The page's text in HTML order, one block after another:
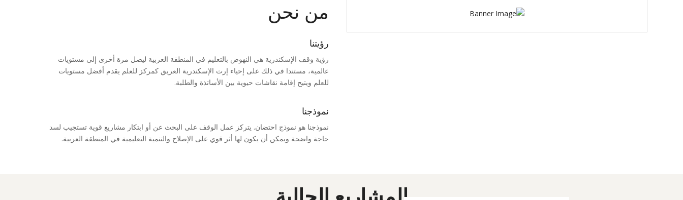
من نحن
رؤيتنا
رؤية وقف الإسكندرية هي النهوض بالتعليم في المنطقة العربية ليصل مرة أخرى إلى مستويات
عالمية، مستندا في ذلك على إحياء إرث الإسكندرية العريق كمركز للعلم يقدم أفضل مستويات
للعلم ويتيح إقامة نقاشات حيوية بين الأساتذة والطلبة.
نموذجنا
نموذجنا هو نموذج احتضان. يتركز عمل الوقف على البحث عن أو ابتكار مشاريع قوية تستجيب لسد
حاجة واضحة ويمكن أن يكون لها أثر قوي على الإصلاح والتنمية التعليمية في المنطقة العربية.